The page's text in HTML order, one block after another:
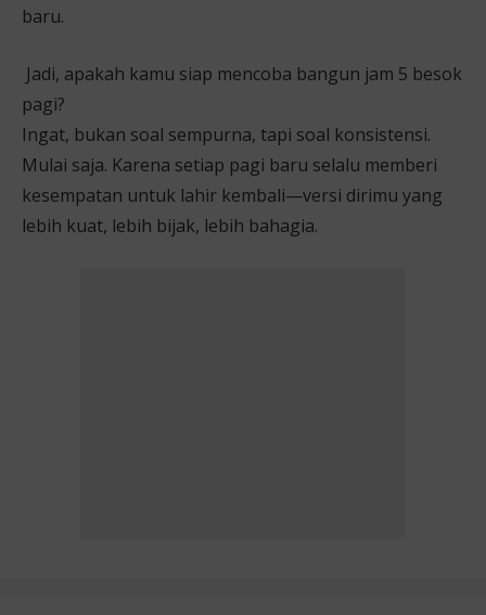
baru.
Jadi, apakah kamu siap mencoba bangun jam 5 besok
pagi?
Ingat, bukan soal sempurna, tapi soal konsistensi.
Mulai saja. Karena setiap pagi baru selalu memberi
kesempatan untuk lahir kembali—versi dirimu yang
lebih kuat, lebih bijak, lebih bahagia.